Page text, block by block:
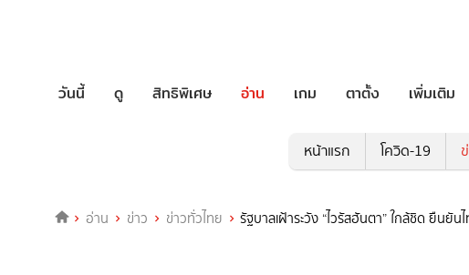
วันนี้ ดู สิทธิพิเศษ อ่าน เกม ตาตั้ง เพิ่มเติม
หน้าแรก โควิด-19
อ่าน ข่าว ข่าวทั่วไทย รัฐบาลเฝ้าระวัง “ไวรัสฮันตา” ใกล้ชิด ยืนยัน